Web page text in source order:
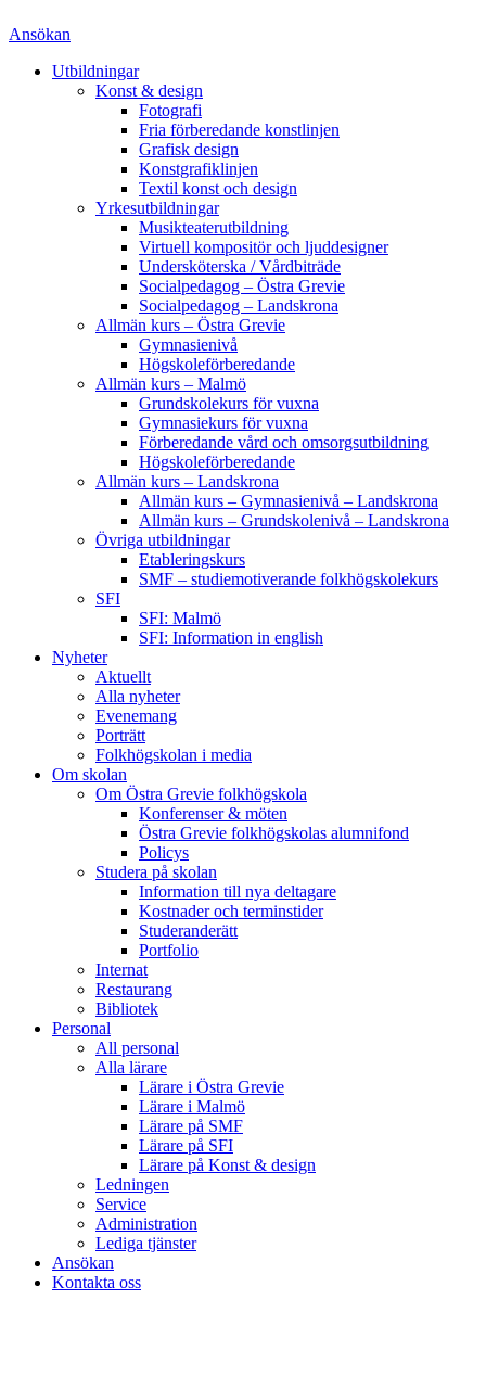
Ansökan
Utbildningar
Konst & design
Fotografi
Fria förberedande konstlinjen
Grafisk design
Konstgrafiklinjen
Textil konst och design
Yrkesutbildningar
Musikteaterutbildning
Virtuell kompositör och ljuddesigner
Undersköterska / Vårdbiträde
Socialpedagog – Östra Grevie
Socialpedagog – Landskrona
Allmän kurs – Östra Grevie
Gymnasienivå
Högskoleförberedande
Allmän kurs – Malmö
Grundskolekurs för vuxna
Gymnasiekurs för vuxna
Förberedande vård och omsorgsutbildning
Högskoleförberedande
Allmän kurs – Landskrona
Allmän kurs – Gymnasienivå – Landskrona
Allmän kurs – Grundskolenivå – Landskrona
Övriga utbildningar
Etableringskurs
SMF – studiemotiverande folkhögskolekurs
SFI
SFI: Malmö
SFI: Information in english
Nyheter
Aktuellt
Alla nyheter
Evenemang
Porträtt
Folkhögskolan i media
Om skolan
Om Östra Grevie folkhögskola
Konferenser & möten
Östra Grevie folkhögskolas alumnifond
Policys
Studera på skolan
Information till nya deltagare
Kostnader och terminstider
Studeranderätt
Portfolio
Internat
Restaurang
Bibliotek
Personal
All personal
Alla lärare
Lärare i Östra Grevie
Lärare i Malmö
Lärare på SMF
Lärare på SFI
Lärare på Konst & design
Ledningen
Service
Administration
Lediga tjänster
Ansökan
Kontakta oss